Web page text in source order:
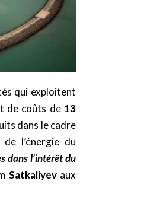
qui exploitent
de coûts de 13
dans le cadre
l’énergie du
dans l’intérêt du
Satkaliyevaux